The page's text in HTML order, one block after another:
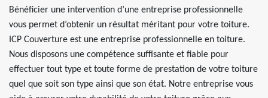
Bénéficier une intervention d’une entreprise professionnelle
vous permet d’obtenir un résultat méritant pour votre toiture.
ICP Couverture est une entreprise professionnelle en toiture.
Nous disposons une compétence suffisante et fiable pour
effectuer tout type et toute forme de prestation de votre toiture
quel que soit son type ainsi que son état. Notre entreprise vous